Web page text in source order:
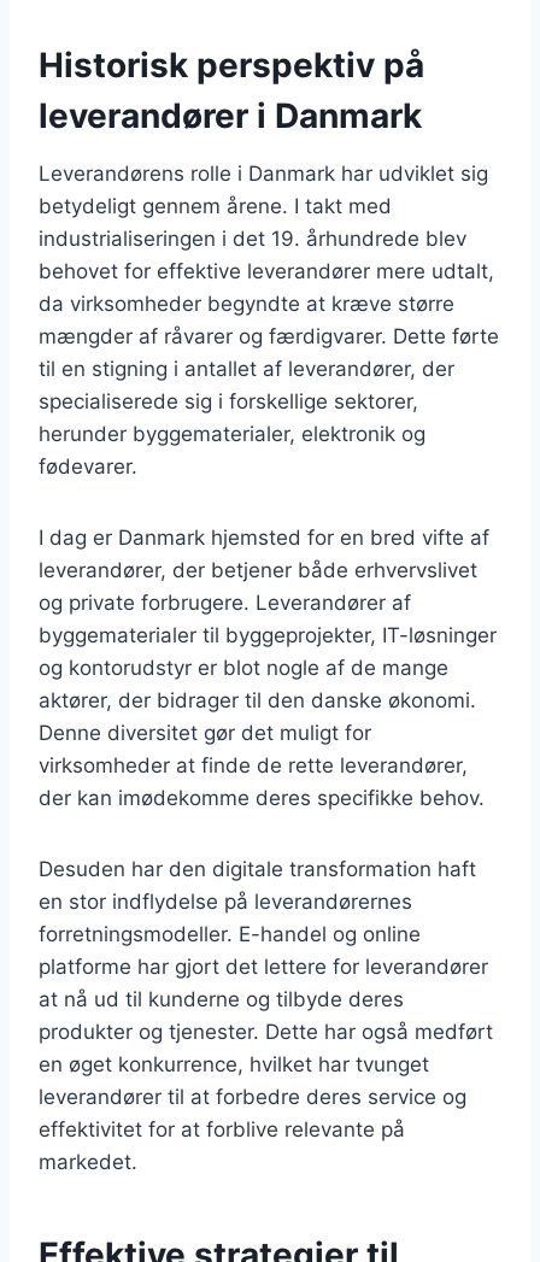
Historisk perspektiv på
leverandører i Danmark
Leverandørens rolle i Danmark har udviklet sig
betydeligt gennem årene. I takt med
industrialiseringen i det 19. århundrede blev
behovet for effektive leverandører mere udtalt,
da virksomheder begyndte at kræve større
mængder af råvarer og færdigvarer. Dette førte
til en stigning i antallet af leverandører, der
specialiserede sig i forskellige sektorer,
herunder byggematerialer, elektronik og
fødevarer.
I dag er Danmark hjemsted for en bred vifte af
leverandører, der betjener både erhvervslivet
og private forbrugere. Leverandører af
byggematerialer til byggeprojekter, IT-løsninger
og kontorudstyr er blot nogle af de mange
aktører, der bidrager til den danske økonomi.
Denne diversitet gør det muligt for
virksomheder at finde de rette leverandører,
der kan imødekomme deres specifikke behov.
Desuden har den digitale transformation haft
en stor indflydelse på leverandørernes
forretningsmodeller. E-handel og online
platforme har gjort det lettere for leverandører
at nå ud til kunderne og tilbyde deres
produkter og tjenester. Dette har også medført
en øget konkurrence, hvilket har tvunget
leverandører til at forbedre deres service og
effektivitet for at forblive relevante på
markedet.